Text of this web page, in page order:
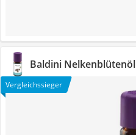
Baldini Nelkenblütenöl
Vergleichssieger